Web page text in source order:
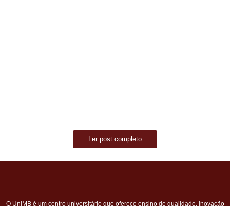
Ler post completo
O UniMB é um centro universitário que oferece ensino de qualidade, inovação